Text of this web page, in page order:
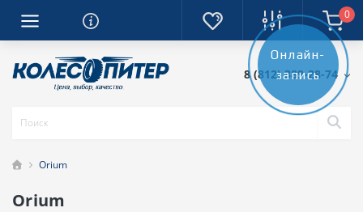
0
8 (812) 389-28-74
Orium
Orium
Онлайн-
запись